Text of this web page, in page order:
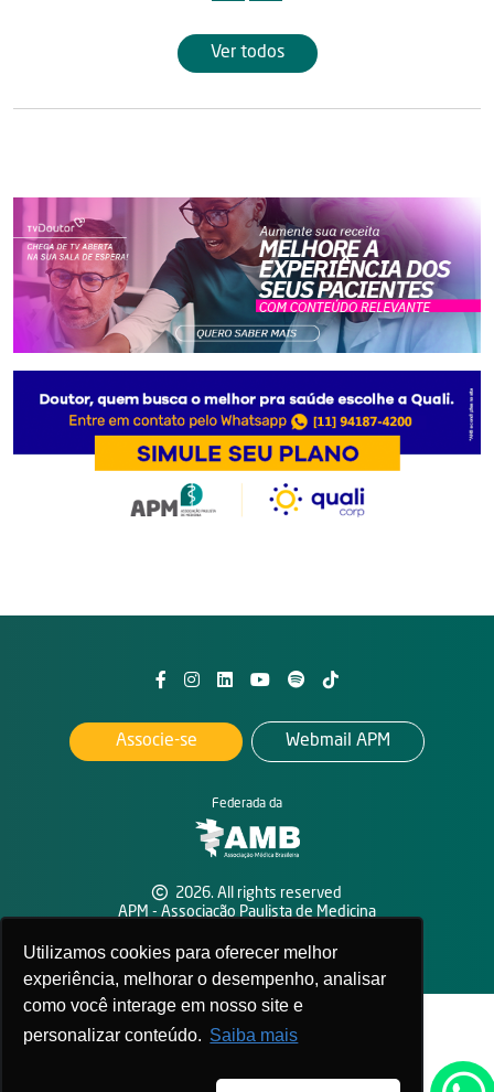
Utilizamos cookies para oferecer melhor
experiência, melhorar o desempenho, analisar
como você interage em nosso site e
personalizar conteúdo. Saiba mais
Ver todos
2026. All rights reserved
APM - Associação Paulista de Medicina
Federada da
Associe-se Webmail APM